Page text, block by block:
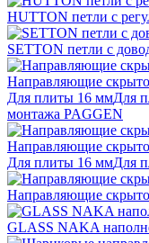
HUTTON петли с
SETTON петли с
Направляющие
Для плиты 16 ммДля
монтажа PAGGEN
Направляющие
Для плиты 16 ммДля
Направляющие
GLASS NAKA